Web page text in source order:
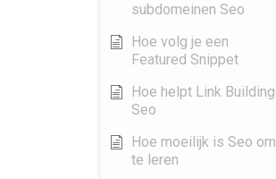
subdomeinen Seo
Hoe volg je een
Featured Snippet
Hoe helpt Link Building
Seo
Hoe moeilijk is Seo om
te leren